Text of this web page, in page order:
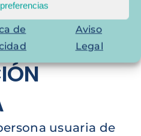
de
Aviso
Legal
sistemas, etc.
DE LA
usuaria de